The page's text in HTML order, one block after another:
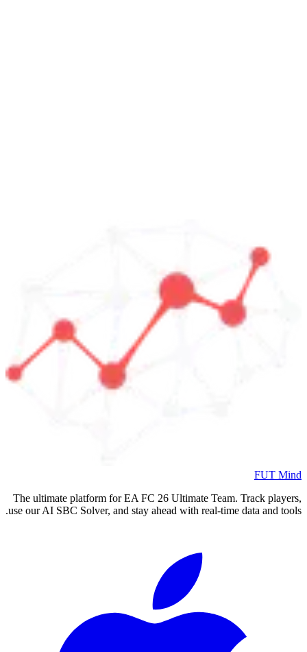
The ultimate platform for EA FC26 Ultimate Team.
use our AI SBC Solver, and stay ahead with real-time